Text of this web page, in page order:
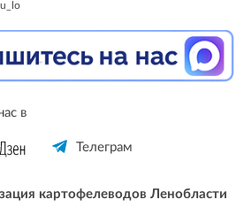
в
Телеграм
картофелеводов Ленобласти